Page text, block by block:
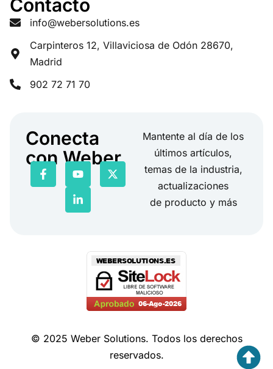
Contacto
info@webersolutions.es
Carpinteros 12, Villaviciosa de Odón 28670,
Madrid
902 72 71 70
Conecta
con Weber
Mantente al día de los
últimos artículos,
temas de la industria,
actualizaciones
de producto y más
© 2025 Weber Solutions. Todos los derechos
reservados.